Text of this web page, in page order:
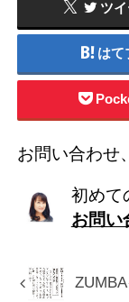
ツイ
はて
お問い合わせ
初めて
お問い